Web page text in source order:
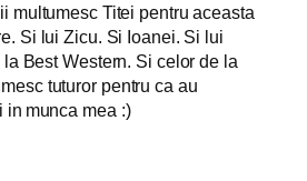
multumesc Titei pentru aceasta
Si lui Zicu. Si Ioanei. Si lui
Best Western. Si celor de la
tuturor pentru ca au
in munca mea :)